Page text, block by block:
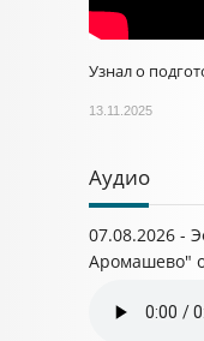
Узнал о
13.11.2025
Аудио
07.08.2026 -
Аромашево"